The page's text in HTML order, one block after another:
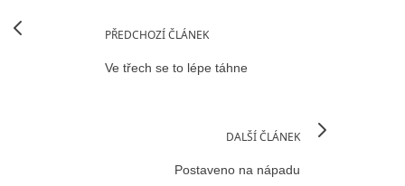
PŘEDCHOZÍ ČLÁNEK
Ve třech se to lépe táhne
DALŠÍ ČLÁNEK
Postaveno na nápadu